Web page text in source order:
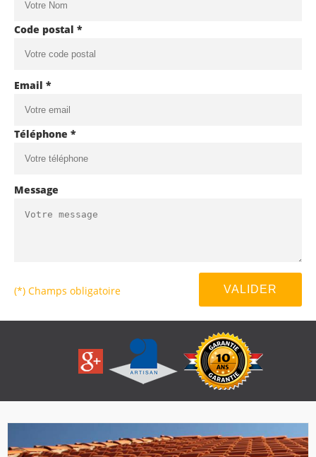
Code postal *
Email *
Téléphone *
Message
(*) Champs obligatoire